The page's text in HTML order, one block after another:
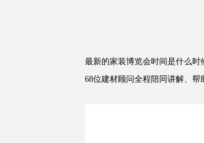
最新的家装博览会时间是什么时
68位建材顾问全程陪同讲解、